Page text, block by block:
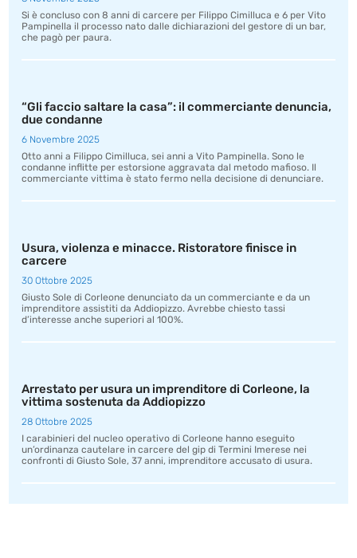
Si è concluso con 8 anni di carcere per Filippo Cimilluca e 6 per Vito
Pampinella il processo nato dalle dichiarazioni del gestore di un bar,
che pagò per paura.
“Gli faccio saltare la casa”: il commerciante denuncia,
due condanne
6 Novembre 2025
Otto anni a Filippo Cimilluca, sei anni a Vito Pampinella. Sono le
condanne inflitte per estorsione aggravata dal metodo mafioso. Il
commerciante vittima è stato fermo nella decisione di denunciare.
Usura, violenza e minacce. Ristoratore finisce in
carcere
30 Ottobre 2025
Giusto Sole di Corleone denunciato da un commerciante e da un
imprenditore assistiti da Addiopizzo. Avrebbe chiesto tassi
d’interesse anche superiori al 100%.
Arrestato per usura un imprenditore di Corleone, la
vittima sostenuta da Addiopizzo
28 Ottobre 2025
I carabinieri del nucleo operativo di Corleone hanno eseguito
un’ordinanza cautelare in carcere del gip di Termini Imerese nei
confronti di Giusto Sole, 37 anni, imprenditore accusato di usura.